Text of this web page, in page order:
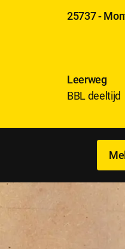
25737 -
Leerweg
BBL deeltijd